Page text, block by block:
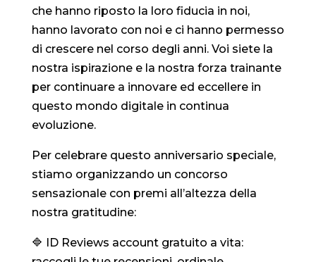
che hanno riposto la loro fiducia in noi,
hanno lavorato con noi e ci hanno permesso
di crescere nel corso degli anni. Voi siete la
nostra ispirazione e la nostra forza trainante
per continuare a innovare ed eccellere in
questo mondo digitale in continua
evoluzione.
Per celebrare questo anniversario speciale,
stiamo organizzando un concorso
sensazionale con premi all’altezza della
nostra gratitudine:
🔷 ID Reviews account gratuito a vita: